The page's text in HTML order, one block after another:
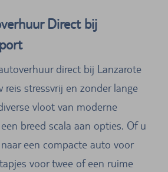
Direct bij
direct bij Lanzarote
stressvrij en zonder lange
vloot van moderne
breed scala aan opties. Of u
een compacte auto voor
voor twee of een ruime